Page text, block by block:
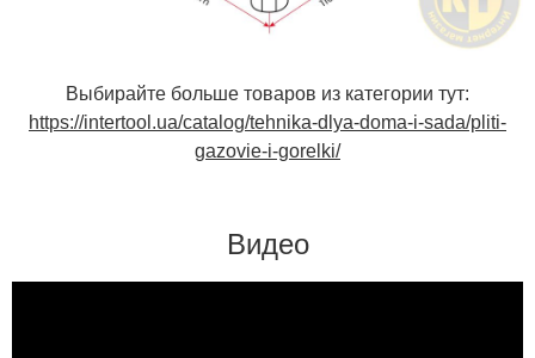
Выбирайте больше товаров из категории тут:
https://intertool.ua/catalog/tehnika-dlya-doma-i-sada/pliti-
gazovie-i-gorelki/
Видео